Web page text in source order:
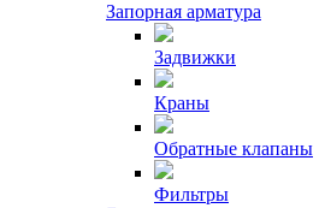
Запорная арматура
Задвижки
Краны
Обратные клапаны
Фильтры